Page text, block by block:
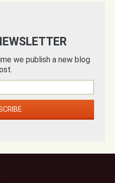
we publish a new blog